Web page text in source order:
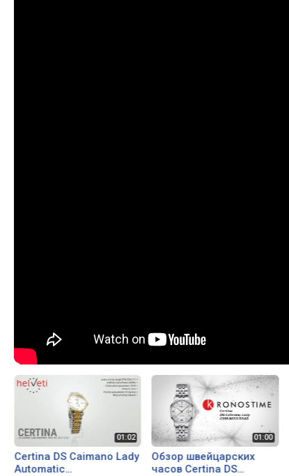
Certina DS Caimano Lady
Automatic
Обзор швейцарских
часов Certina DS